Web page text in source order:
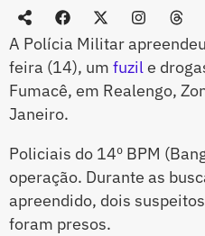
A Polícia Militar
feira (14), um fuzile
Fumacê, em Realengo,
Janeiro.
Policiais do 14º BPM
operação. Durante as
apreendido, dois
foram presos.